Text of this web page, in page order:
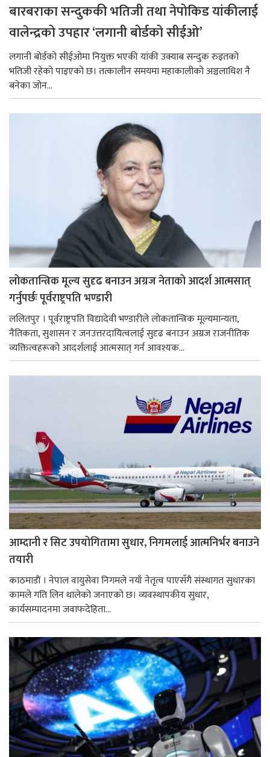
बारबराका सन्दुककी भतिजी तथा नेपोकिड यांकीलाई
वालेन्द्रको उपहार ‘लगानी बोर्डको सीईओ’
लगानी बोर्डको सीईओमा नियुक्त भएकी यांकी उक्याब सन्दुक रुइतको
भतिजी रहेको पाइएको छ। तत्कालीन समयमा महाकालीको अञ्चलाधिश नै
बनेका जोन...
लोकतान्त्रिक मूल्य सुदृढ बनाउन अग्रज नेताको आदर्श आत्मसात्
गर्नुपर्छः पूर्वराष्ट्रपति भण्डारी
ललितपुर । पूर्वराष्ट्रपति विद्यादेवी भण्डारीले लोकतान्त्रिक मूल्यमान्यता,
नैतिकता, सुशासन र जनउत्तरदायित्वलाई सुदृढ बनाउन अग्रज राजनीतिक
व्यक्तित्वहरूको आदर्शलाई आत्मसात् गर्न आवश्यक...
आम्दानी र सिट उपयोगितामा सुधार, निगमलाई आत्मनिर्भर बनाउने
तयारी
काठमाडाैं । नेपाल वायुसेवा निगमले नयाँ नेतृत्व पाएसँगै संस्थागत सुधारका
कामले गति लिन थालेको जनाएको छ। व्यवस्थापकीय सुधार,
कार्यसम्पादनमा जवाफदेहिता...